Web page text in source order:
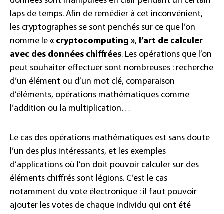
laps de temps. Afin de remédier à cet inconvénient,
les cryptographes se sont penchés sur ce que l’on
nomme le « cryptocomputing », l’art de calculer
avec des données chiffrées. Les opérations que l’on
peut souhaiter effectuer sont nombreuses : recherche
d’un élément ou d’un mot clé, comparaison
d’éléments, opérations mathématiques comme
l’addition ou la multiplication…
Le cas des opérations mathématiques est sans doute
l’un des plus intéressants, et les exemples
d’applications où l’on doit pouvoir calculer sur des
éléments chiffrés sont légions. C’est le cas
notamment du vote électronique : il faut pouvoir
ajouter les votes de chaque individu qui ont été